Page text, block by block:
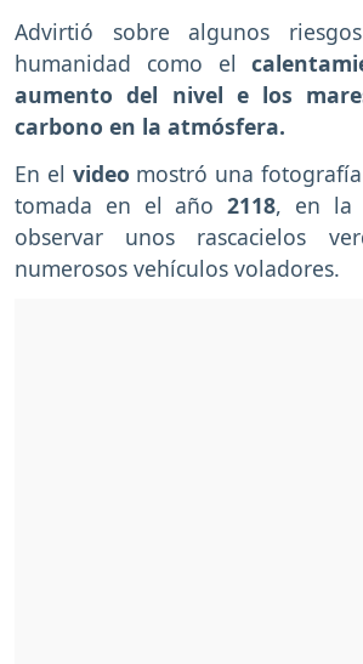
Advirtió sobre algunos
humanidad como el
aumento del nivel e los
carbono en la atmósfera.
En el video mostró una
tomada en el año2118, en la
observar unos rascacielos
numerosos vehículos voladores.